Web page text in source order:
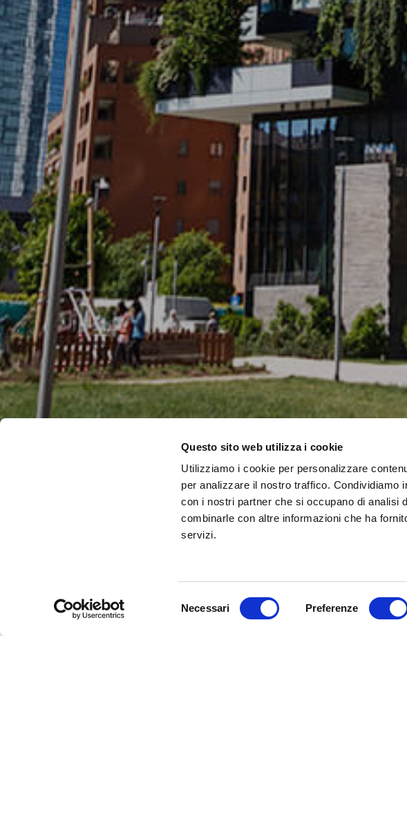
Questo sito web utilizza i cookie
Utilizziamo i cookie per personalizzare
per analizzare il nostro traffico. Condividiamo
con i nostri partner che si occupano di analisi
combinarle con altre informazioni che ha
servizi.
Necessari Preferenze